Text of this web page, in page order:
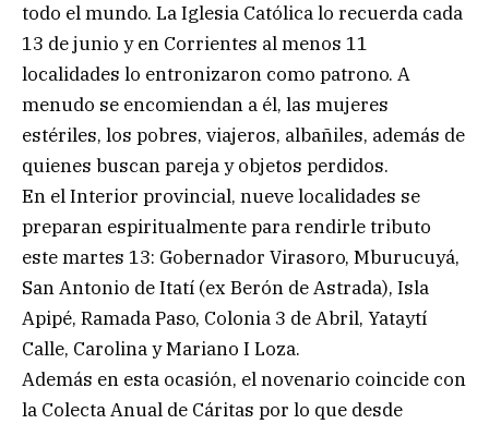
todo el mundo. La Iglesia Católica lo recuerda cada
13 de junio y en Corrientes al menos 11
localidades lo entronizaron como patrono. A
menudo se encomiendan a él, las mujeres
estériles, los pobres, viajeros, albañiles, además de
quienes buscan pareja y objetos perdidos.
En el Interior provincial, nueve localidades se
preparan espiritualmente para rendirle tributo
este martes 13: Gobernador Virasoro, Mburucuyá,
San Antonio de Itatí (ex Berón de Astrada), Isla
Apipé, Ramada Paso, Colonia 3 de Abril, Yataytí
Calle, Carolina y Mariano I Loza.
Además en esta ocasión, el novenario coincide con
la Colecta Anual de Cáritas por lo que desde